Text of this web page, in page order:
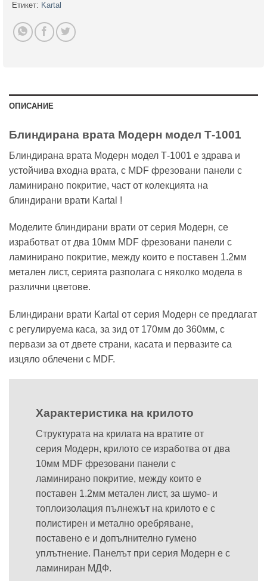
Етикет: Kartal
ОПИСАНИЕ
Блиндирана врата Модерн модел Т-1001
Блиндирана врата Модерн модел Т-1001 е здрава и
устойчива входна врата, с MDF фрезовани панели с
ламинирано покритие, част от колекцията на
блиндирани врати Kartal !
Моделите блиндирани врати от серия Модерн, се
изработват от два 10мм MDF фрезовани панели с
ламинирано покритие, между които е поставен 1.2мм
метален лист, серията разполага с няколко модела в
различни цветове.
Блиндирани врати Kartal от серия Модерн се предлагат
с регулируема каса, за зид от 170мм до 360мм, с
первази за от двете страни, касата и первазите са
изцяло облечени с MDF.
Характеристика на крилото
Структурата на крилата на вратите от
серия Модерн, крилото се изработва от два
10мм MDF фрезовани панели с
ламинирано покритие, между които е
поставен 1.2мм метален лист, за шумо- и
топлоизолация пълнежът на крилото е с
полистирен и метално оребряване,
поставено е и допълнително гумено
уплътнение. Панелът при серия Модерн е с
ламиниран МДФ.